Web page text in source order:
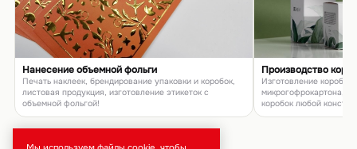
Нанесение объемной фольги
Печать наклеек, брендирование упаковки и коробок,
листовая продукция, изготовление этикеток с
объемной фольгой!
Производство
Изготовление коробок
микрогофрокартона,
коробок любой
товаров и подарков